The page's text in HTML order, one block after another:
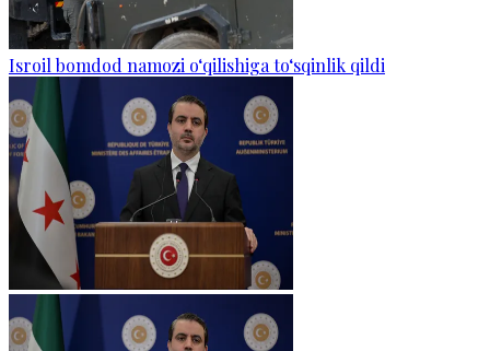
Isroil bomdod namozi o‘qilishiga to‘sqinlik qildi